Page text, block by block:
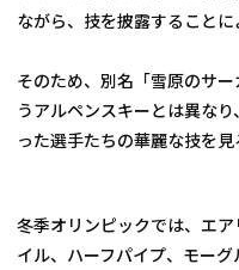
ながら、技を披露することに
そのため、別名「雪原のサ
うアルペンスキーとは異な
った選手たちの華麗な技を
冬季オリンピックでは、エ
イル、ハーフパイプ、モー